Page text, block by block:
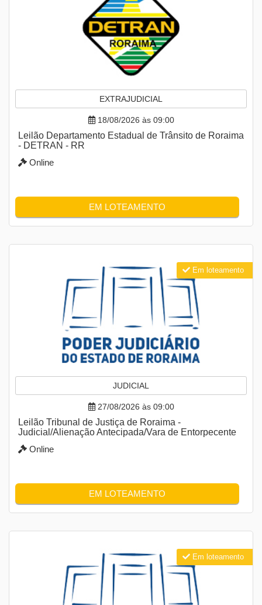
EXTRAJUDICIAL
18/08/2026 às 09:00
Leilão Departamento Estadual de Trânsito de Roraima
- DETRAN - RR
Online
EM LOTEAMENTO
JUDICIAL
27/08/2026 às 09:00
Leilão Tribunal de Justiça de Roraima -
Judicial/Alienação Antecipada/Vara de Entorpecente
Online
EM LOTEAMENTO
Em loteamento
Em loteamento